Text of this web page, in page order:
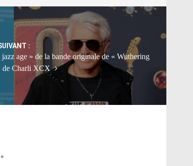
:
age » de la bande originale de « Wuthering
de Charli XCX
*